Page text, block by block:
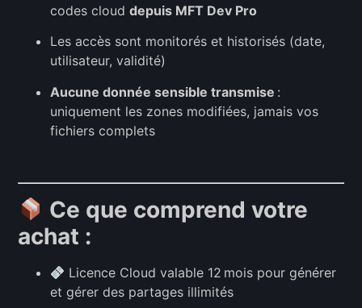
codes cloud depuis MFT Dev Pro
Les accès sont monitorés et historisés (date,
utilisateur, validité)
Aucune donnée sensible transmise :
uniquement les zones modifiées, jamais vos
fichiers complets
Ce que comprend votre
achat :
Licence Cloud valable 12 mois pour générer
et gérer des partages illimités